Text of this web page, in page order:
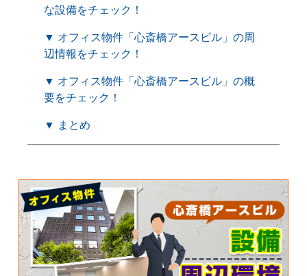
な設備をチェック！
▼ オフィス物件「心斎橋アースビル」の周
辺情報をチェック！
▼ オフィス物件「心斎橋アースビル」の概
要をチェック！
▼ まとめ